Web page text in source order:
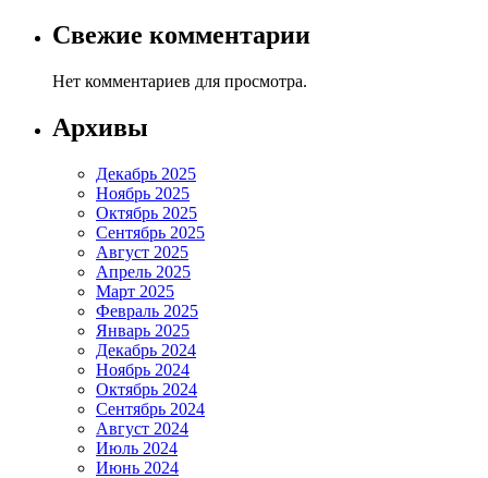
Свежие комментарии
Нет комментариев для просмотра.
Архивы
Декабрь 2025
Ноябрь 2025
Октябрь 2025
Сентябрь 2025
Август 2025
Апрель 2025
Март 2025
Февраль 2025
Январь 2025
Декабрь 2024
Ноябрь 2024
Октябрь 2024
Сентябрь 2024
Август 2024
Июль 2024
Июнь 2024